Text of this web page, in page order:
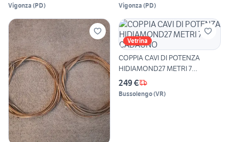
Vigonza (PD) Vigonza (PD)
Vetrina
COPPIA CAVI DI POTENZA
HIDIAMOND27 METRI 7
CADAUNO
249 €
Bussolengo(VR)